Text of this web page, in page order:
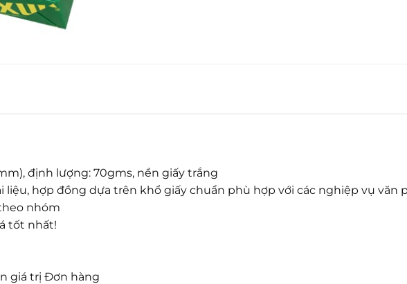
định lượng: 70gms, nền giấy trắng
liệu, hợp đồng dựa trên khổ giấy chuẩn phù hợp với các nghiệp vụ văn
nhóm
tốt nhất!
giá trị Đơn hàng